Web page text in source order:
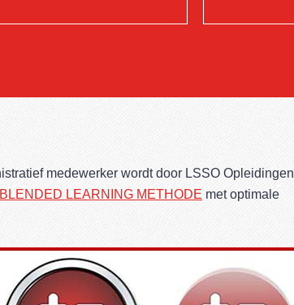
medewerker wordt door LSSO Opleidingen
LEARNING METHODE met optimale